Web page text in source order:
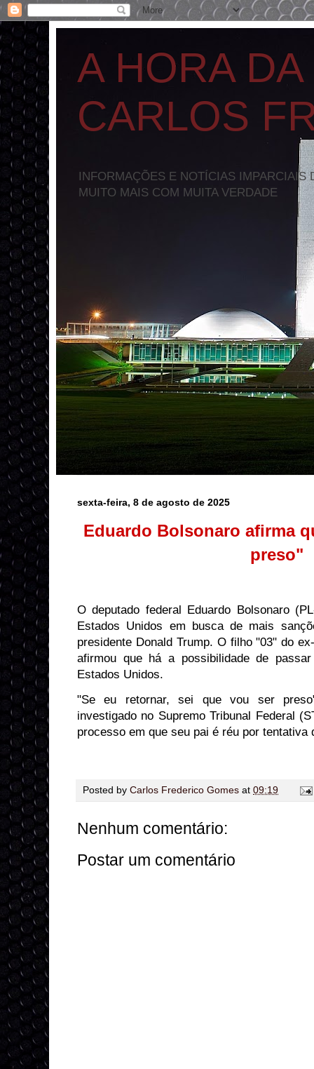
A HORA
CARLOS
INFORMAÇÕES E NOTÍCIAS
MUITO MAIS COM MUITA VERDADE
sexta-feira, 8 de agosto de 2025
Eduardo Bolsonaro afirma
preso"
O deputado federal Eduardo Bolsonaro
Estados Unidos em busca de mais
presidente Donald Trump. O filho "03" do
afirmou que há a possibilidade de
Estados Unidos.⁠
⁠"Se eu retornar, sei que vou ser
investigado no Supremo Tribunal Federal
processo em que seu pai é réu por
Posted by Carlos Frederico Gomes at 09:19
Nenhum comentário:
Postar um comentário